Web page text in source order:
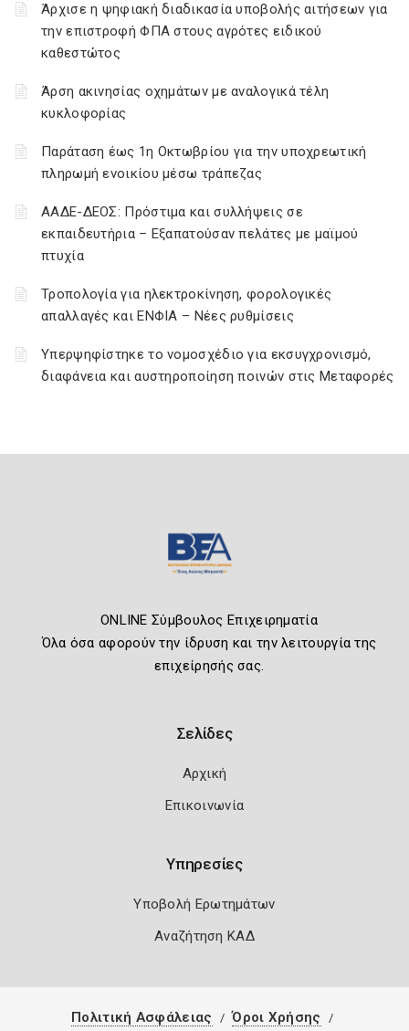
Άρχισε η ψηφιακή διαδικασία υποβολής αιτήσεων για
την επιστροφή ΦΠΑ στους αγρότες ειδικού
καθεστώτος
Άρση ακινησίας οχημάτων με αναλογικά τέλη
κυκλοφορίας
Παράταση έως 1η Οκτωβρίου για την υποχρεωτική
πληρωμή ενοικίου μέσω τράπεζας
ΑΑΔΕ-ΔΕΟΣ: Πρόστιμα και συλλήψεις σε
εκπαιδευτήρια – Εξαπατούσαν πελάτες με μαϊμού
πτυχία
Τροπολογία για ηλεκτροκίνηση, φορολογικές
απαλλαγές και ΕΝΦΙΑ – Νέες ρυθμίσεις
Υπερψηφίστηκε το νομοσχέδιο για εκσυγχρονισμό,
διαφάνεια και αυστηροποίηση ποινών στις Μεταφορές
ONLINE Σύμβουλος Επιχειρηματία
Όλα όσα αφορούν την ίδρυση και την λειτουργία της
επιχείρησής σας.
Σελίδες
Αρχική
Επικοινωνία
Υπηρεσίες
Υποβολή Ερωτημάτων
Αναζήτηση ΚΑΔ
Πολιτική Ασφάλειας Όροι Χρήσης